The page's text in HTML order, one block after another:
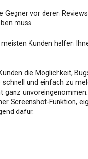
Gegner vor deren
muss.
meisten Kunden helfen
die Möglichkeit,
und einfach zu
ganz
Screenshot-Funktion,
dafür.